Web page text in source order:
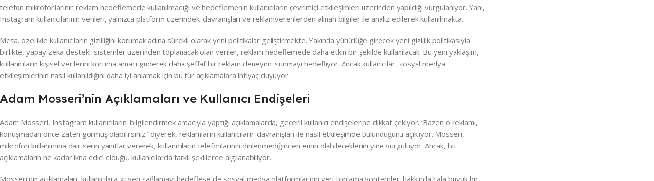
telefon mikrofonlarının reklam hedeflemede kullanılmadığı ve hedeflemenin kullanıcıların çevrimiçi etkileşimleri üzerinden yapıldığı vurgulanıyor. Yani,
Instagram kullanıcılarının verileri, yalnızca platform üzerindeki davranışları ve reklamverenlerden alınan bilgiler ile analiz edilerek kullanılmakta.
Meta, özellikle kullanıcıların gizliliğini korumak adına sürekli olarak yeni politikalar geliştirmekte. Yakında yürürlüğe girecek yeni gizlilik politikasıyla
birlikte, yapay zeka destekli sistemler üzerinden toplanacak olan veriler, reklam hedeflemede daha etkin bir şekilde kullanılacak. Bu yeni yaklaşım,
kullanıcıların kişisel verilerini koruma amacı güderek daha şeffaf bir reklam deneyimi sunmayı hedefliyor. Ancak kullanıcılar, sosyal medya
etkileşimlerinin nasıl kullanıldığını daha iyi anlamak için bu tür açıklamalara ihtiyaç duyuyor.
Adam Mosseri’nin Açıklamaları ve Kullanıcı Endişeleri
Adam Mosseri, Instagram kullanıcılarını bilgilendirmek amacıyla yaptığı açıklamalarda, geçerli kullanıcı endişelerine dikkat çekiyor. ‘Bazen o reklamı,
konuşmadan önce zaten görmüş olabilirsiniz.’ diyerek, reklamların kullanıcıların davranışları ile nasıl etkileşimde bulunduğunu açıklıyor. Mosseri,
mikrofon kullanımına dair serin yanıtlar vererek, kullanıcıların telefonlarının dinlenmediğinden emin olabileceklerini yine vurguluyor. Ancak, bu
açıklamaların ne kadar ikna edici olduğu, kullanıcılarda farklı şekillerde algılanabiliyor.
Mosseri’nin açıklamaları, kullanıcılara güven sağlamayı hedeflese de sosyal medya platformlarının veri toplama yöntemleri hakkında hala büyük bir